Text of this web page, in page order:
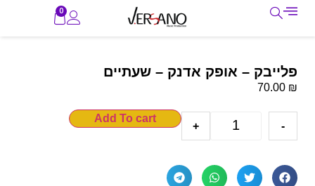
0
פלייבק – אופק אדנק – שעתיים
70.00 ₪
-
+
Add To cart